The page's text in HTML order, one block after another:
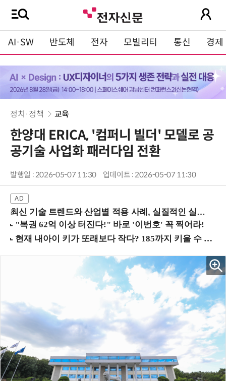
AI·SW 반도체 전자 모빌리티 통신 경제
정치·정책 교육
한양대 ERICA, '컴퍼니 빌더' 모델로 공
공기술 사업화 패러다임 전환
발행일 : 2026-05-07 11:30 업데이트 : 2026-05-07 11:30
최신 기술 트렌드와 산업별 적용 사례, 실질적인 실행 전략을 공유 (9/18 양재역)